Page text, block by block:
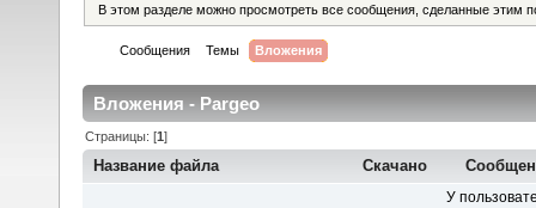
В этом разделе можно просмотреть все сообщения, сделанные этим
Сообщения Темы Вложения
Вложения - Pargeo
Страницы: [1]
Название файла Скачано
У